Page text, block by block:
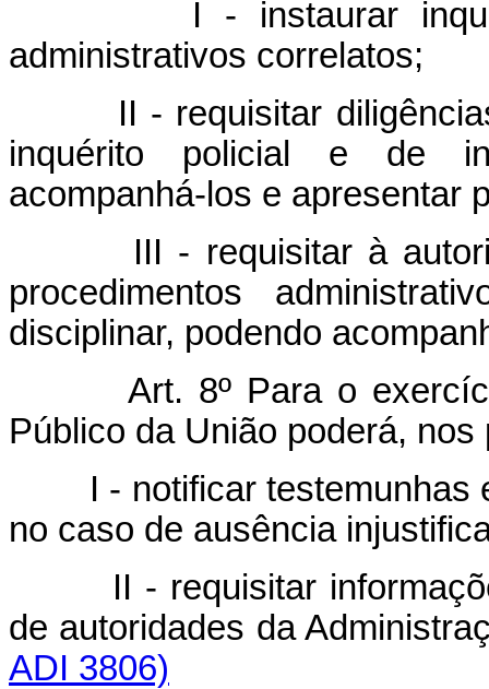
I - instaurar
administrativos correlatos;
II - requisitar
inquérito policial e de
acompanhá-los e apresentar
III - requisitar à
procedimentos
disciplinar, podendo
Art. 8º Para o
Público da União poderá,
I - notificar
no caso de ausência
II - requisitar
de autoridades da
ADI 3806)